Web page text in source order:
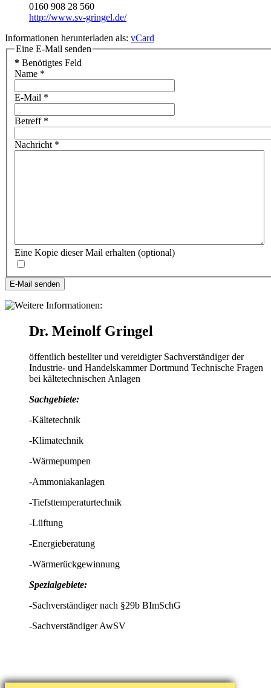
0160 908 28 560
http://www.sv-gringel.de/
Informationen herunterladen als: vCard
Eine E-Mail senden
* Benötigtes Feld
Name *
E-Mail *
Betreff*
Nachricht *
Eine Kopie dieser Mail erhalten (optional)
E-Mail senden
Dr. Meinolf Gringel
öffentlich bestellter und vereidigter Sachverständiger der
Industrie- und Handelskammer Dortmund Technische Fragen
bei kältetechnischen Anlagen
Sachgebiete:
-Kältetechnik
-Klimatechnik
-Wärmepumpen
-Ammoniakanlagen
-Tiefsttemperaturtechnik
-Lüftung
-Energieberatung
-Wärmerückgewinnung
Spezialgebiete:
-Sachverständiger nach §29b BImSchG
-Sachverständiger AwSV